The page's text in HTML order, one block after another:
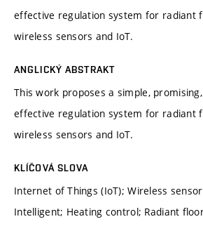
effective regulation system for radiant
wireless sensors and IoT.
ANGLICKÝ ABSTRAKT
This work proposes a simple,
effective regulation system for radiant
wireless sensors and IoT.
KLÍČOVÁ SLOVA
Internet of Things (IoT); Wireless
Intelligent; Heating control; Radiant